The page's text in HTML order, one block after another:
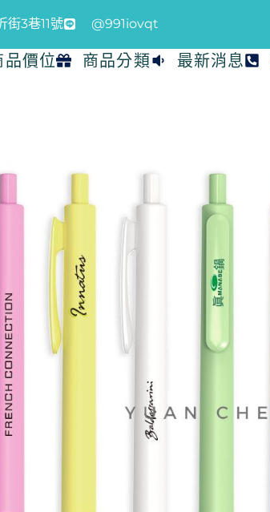
街3巷11號 @991iovqt
品價位 商品分類 最新消息